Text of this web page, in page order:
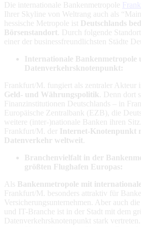
Die internationale Bankenmetropole
Ihrer Skyline von Weltrang auch als
hessische Metropole ist Deutschlands
Börsenstandort
. Durch folgende
einer der businessfreundlichsten Städte
Internationale Bankenmetropole
Datenverkehrsknotenpunkt:
Frankfurt/M. fungiert als zentraler Akteur
Geld- und Währungspolitik
. Denn dort
Finanzinstitutionen Deutschlands – in
Europäische Zentralbank (EZB), die
weitere (inter-)nationale Banken ihren
Frankfurt/M. der
Internet-Knotenpunkt
Datenverkehr weltweit
Branchenvielfalt in der
größten Flughafen Europas:
Als Bankenmetropole mit
Frankfurt/M. besonders attraktiv für
Versicherungsunternehmen. Aber auch
und IT-Branche ist in der Stadt mit dem
Datenverkehrsknotenpunkt stark